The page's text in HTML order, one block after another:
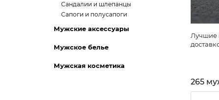
Лучшие
265
Сандалии и шлепанцы
Сапоги и полусапоги
Мужские аксессуары
Мужское белье
Мужская косметика